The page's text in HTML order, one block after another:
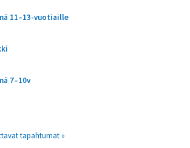
11–13-vuotiaille
7–10v
tapahtumat »